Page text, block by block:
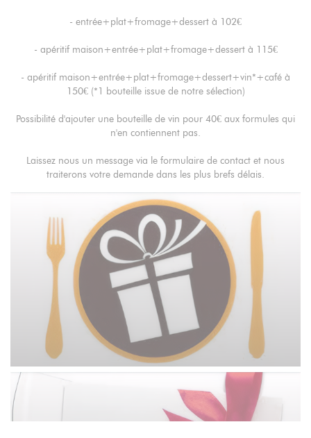
- entrée+plat+fromage+dessert à 102€
- apéritif maison+entrée+plat+fromage+dessert à 115€
- apéritif maison+entrée+plat+fromage+dessert+vin*+café à
150€ (*1 bouteille issue de notre sélection)
Possibilité d'ajouter une bouteille de vin pour 40€ aux formules qui
n'en contiennent pas.
Laissez nous un message via le formulaire de contact et nous
traiterons votre demande dans les plus brefs délais.